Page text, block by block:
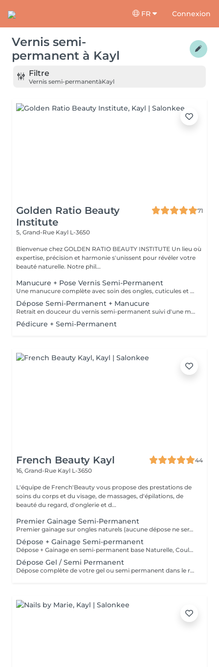
FR Connexion
Vernis semi-
permanent à Kayl
Filtre
Vernis semi-permanentàKayl
Golden Ratio Beauty
Institute
71
5, Grand-Rue Kayl L-3650
Bienvenue chez GOLDEN RATIO BEAUTY INSTITUTE Un lieu où
expertise, précision et harmonie s'unissent pour révéler votre
beauté naturelle. Notre phil...
Manucure + Pose Vernis Semi-Permanent
Une manucure complète avec soin des ongles, cuticules et peau, suivie de la pose d'un vernis semi-permanent pour une tenue longue durée et une finition impeccable. Résultat : des ongles parfaitement soignés, brillants et colorés jusqu'à 2 à 3 semaines. Tenue : résistance aux éclats et à l'usure quotidienne.
Dépose Semi-Permanent + Manucure
Retrait en douceur du vernis semi-permanent suivi d'une manucure complète avec soin des ongles, cuticules et peau. Résultat : des ongles sains, propres et parfaitement soignés, prêts pour une nouvelle pose.
Pédicure + Semi-Permanent
French Beauty Kayl
44
16, Grand-Rue Kayl L-3650
L'équipe de French'Beauty vous propose des prestations de
soins du corps et du visage, de massages, d'épilations, de
beauté du regard, d'onglerie et d...
Premier Gainage Semi-Permanent
Premier gainage sur ongles naturels (aucune dépose ne sera faite) Manucure + base, couleur ou french/babyboomer selon votre choix. Pensez à rajouter en supplément les réparations d'ongles et le nail art !
Dépose + Gainage Semi-permanent
Dépose + Gainage en semi-permanent base Naturelle, Couleur ou French / Babyboomer selon votre choix. Veuillez sélectionner les réparations d'ongles ou le nail-art en supplément !
Dépose Gel / Semi Permanent
Dépose complète de votre gel ou semi permanent dans le respect de la plaque de votre ongle, application d'un vernis soin.